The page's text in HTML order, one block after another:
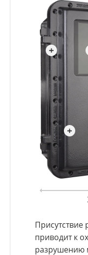
Присутствие
приводит к
разрушению